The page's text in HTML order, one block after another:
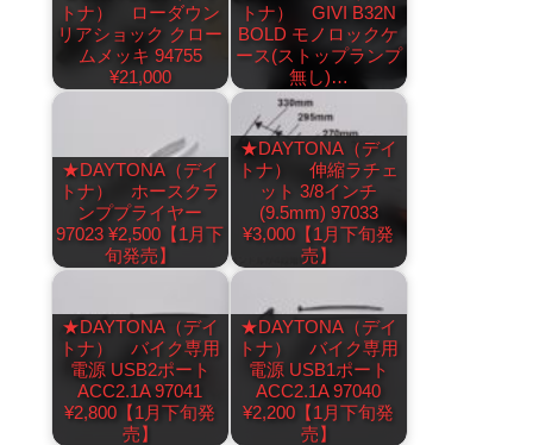
トナ） ローダウン
リアショック クロー
ムメッキ 94755
¥21,000
トナ） GIVI B32N
BOLD モノロックケ
ース(ストップランプ
無し)…
★DAYTONA（デイ
トナ） ホースクラ
ンププライヤー
97023 ¥2,500【1月下
旬発売】
★DAYTONA（デイ
トナ） 伸縮ラチェ
ット 3/8インチ
(9.5mm) 97033
¥3,000【1月下旬発
売】
★DAYTONA（デイ
トナ） バイク専用
電源 USB2ポート
ACC2.1A 97041
¥2,800【1月下旬発
売】
★DAYTONA（デイ
トナ） バイク専用
電源 USB1ポート
ACC2.1A 97040
¥2,200【1月下旬発
売】